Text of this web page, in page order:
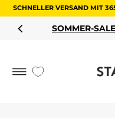
SCHNELLER VERSAND MIT
SALE – BIS ZU 60%